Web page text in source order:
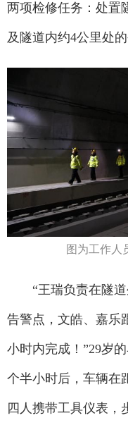
两项检修任务：处置
及隧道内约4公里处
图为工作人
“王瑞负责在隧道
告警点，文皓、嘉乐
小时内完成！”29岁
个半小时后，车辆在
四人携带工具仪表，